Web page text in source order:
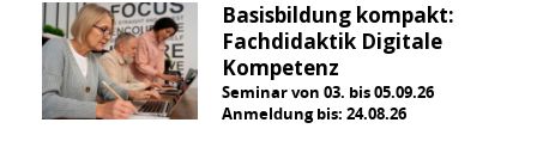
Basisbildung kompakt:
Fachdidaktik Digitale
Kompetenz
Seminar von 03. bis 05.09.26
Anmeldung bis: 24.08.26